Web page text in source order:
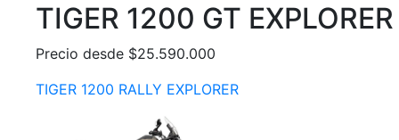
TIGER 1200 GT EXPLORER
Precio desde $25.590.000
TIGER 1200 RALLY EXPLORER